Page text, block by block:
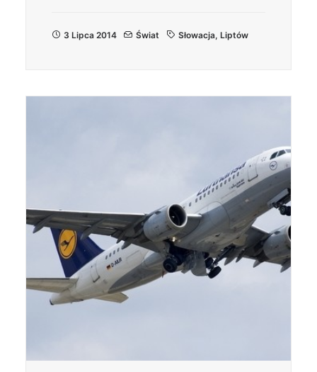
3 Lipca 2014 Świat Słowacja, Liptów